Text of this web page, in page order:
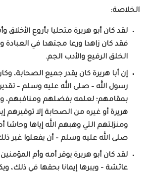
الخلاصة:
لقد كان أبو هريرة متحليا بأروع
فقد كان زاهدا ورعا مجتهدا في العبادة
الخلق الرفيع والأدب الجم.
إن أبا هريرة كان يقدر جميع الصحابة،
رسول الله – صلى الله عليه وسلم –
بمقامهم؛ لعلمه بفضلهم ومناقبهم،
هريرة أو غيره من الصحابة إلا توقيرهم
ومنزلتهم التي وهبهم الله إياها
صلى الله عليه وسلم – أن يفعلوا غير
لقد كان أبو هريرة يوقر أمه وأم
عائشة – ويبرها إيمانا بحقها في ذلك،